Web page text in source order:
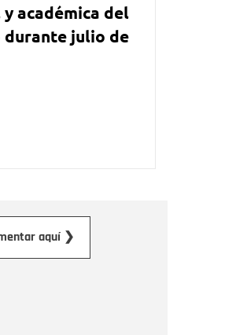
académica del
julio de
aquí ❯